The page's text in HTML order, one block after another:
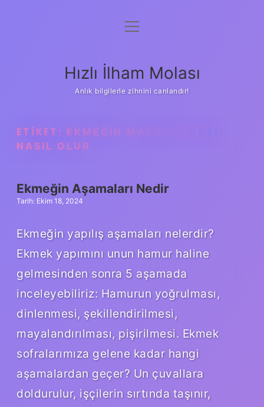
Anasayfa
Yasal Uyarı
menüyü
Hızlı İlham Molası
Anlık bilgilerle zihnini canlandır!
ETIKET: EKMEĞIN MAYALANMASI
NASIL OLUR
Ekmeğin Aşamaları Nedir
Tarih: Ekim 18, 2024
Ekmeğin yapılış aşamaları nelerdir?
Ekmek yapımını unun hamur haline
gelmesinden sonra 5 aşamada
inceleyebiliriz: Hamurun yoğrulması,
dinlenmesi, şekillendirilmesi,
mayalandırılması, pişirilmesi. Ekmek
sofralarımıza gelene kadar hangi
aşamalardan geçer? Un çuvallara
doldurulur, işçilerin sırtında taşınır,